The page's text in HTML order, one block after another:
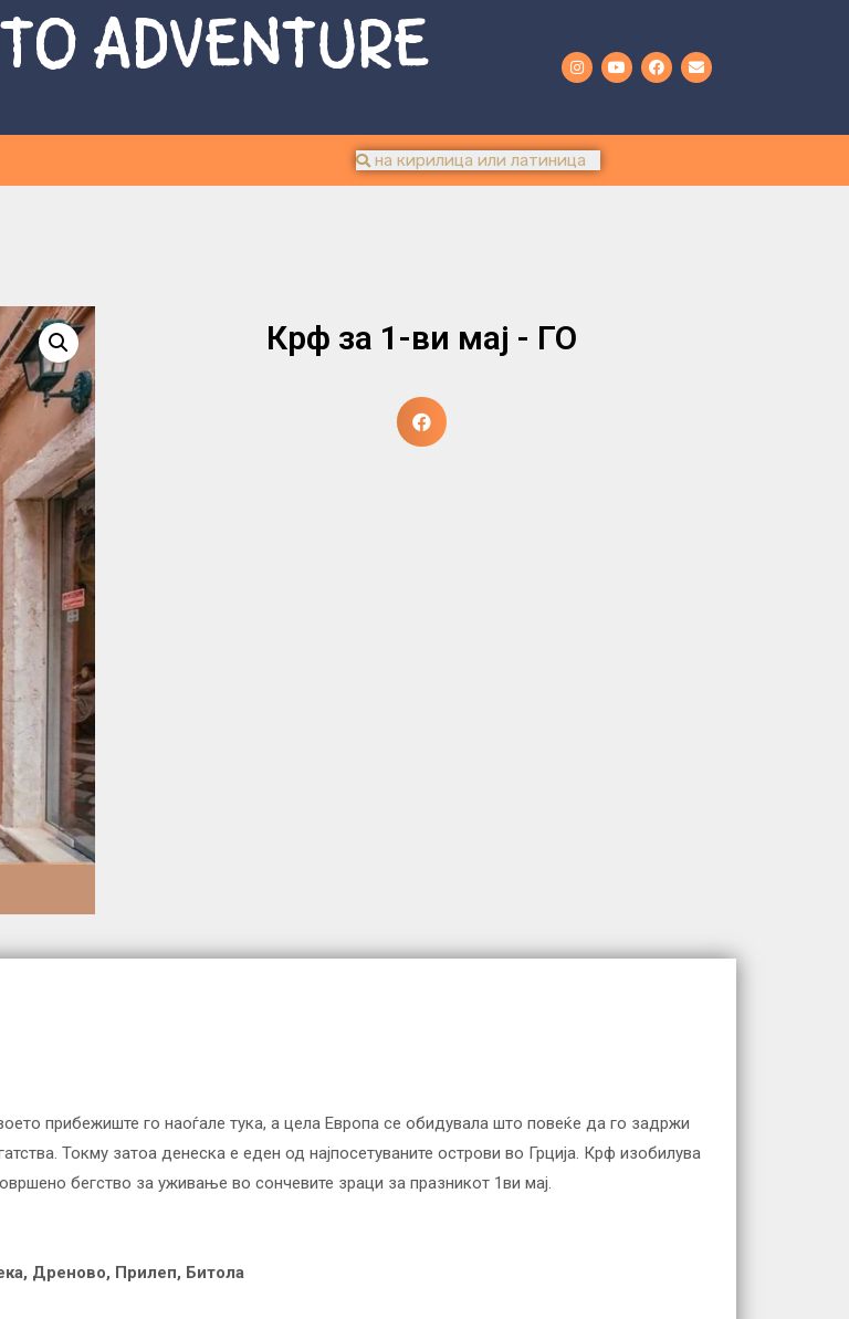
ADVENTURE
Крф за 1-ви мај - ГО
прибежиште го наоѓале тука, а цела Европа се обидувала што повеќе да го задржи
Токму затоа денеска е еден од најпосетуваните острови во Грција. Крф изобилува
бегство за уживање во сончевите зраци за празникот 1ви мај.
Дреново, Прилеп, Битола